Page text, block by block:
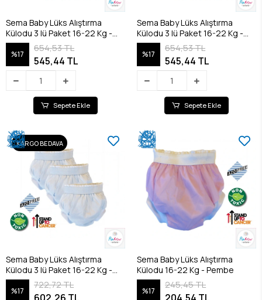
Sema Baby Lüks Alıştırma
Külodu 3 lü Paket 16-22 Kg -
Pembe 8682476853094
%17
654,53 TL
545,44 TL
Sepete Ekle
Sema Baby Lüks Alıştırma
Külodu 3 lü Paket 16-22 Kg -
Mavi 8682476853087
%17
654,53 TL
545,44 TL
Sepete Ekle
KARGO BEDAVA
Sema Baby Lüks Alıştırma
Külodu 3 lü Paket 16-22 Kg -
Beyaz
%17
722,72 TL
Sema Baby Lüks Alıştırma
Külodu 16-22 Kg - Pembe
%17
245,45 TL